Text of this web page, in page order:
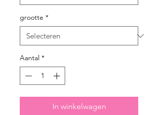
grootte *
Aantal *
In winkelwagen